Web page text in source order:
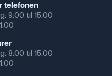
telefonen
9:00 til 15:00
8:00 til 15:00